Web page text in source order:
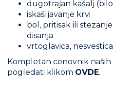
dugotrajan kašalj
iskašljavanje krvi
bol, pritisak ili
disanja
vrtoglavica,
Kompletan cenovnik
pogledati klikom OVDE.